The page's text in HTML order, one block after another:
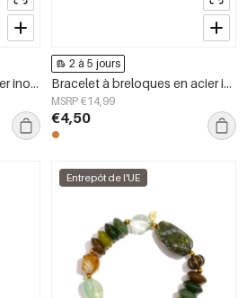
Colliers pendentifs en acier inoxydable plaqué or 14 carats, collection Fleur Simple Daily Simple, bijoux pour femmes
2 à 5 jours
Bracelet à breloques en acier inoxydable plaqué or 14 carats, nœud papillon, collection Simple Daily, bijoux pour femmes
MSRP €14,99
€4,50
Entrepôt de l'UE